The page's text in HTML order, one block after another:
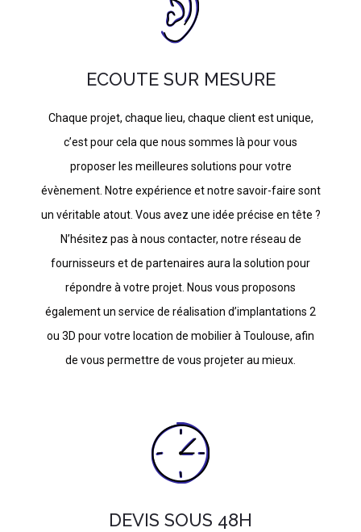
ECOUTE SUR MESURE
Chaque projet, chaque lieu, chaque client est unique,
c’est pour cela que nous sommes là pour vous
proposer les meilleures solutions pour votre
évènement. Notre expérience et notre savoir-faire sont
un véritable atout. Vous avez une idée précise en tête ?
N’hésitez pas à nous contacter, notre réseau de
fournisseurs et de partenaires aura la solution pour
répondre à votre projet. Nous vous proposons
également un service de réalisation d’implantations 2
ou 3D pour votre location de mobilier à Toulouse, afin
de vous permettre de vous projeter au mieux.
DEVIS SOUS 48H